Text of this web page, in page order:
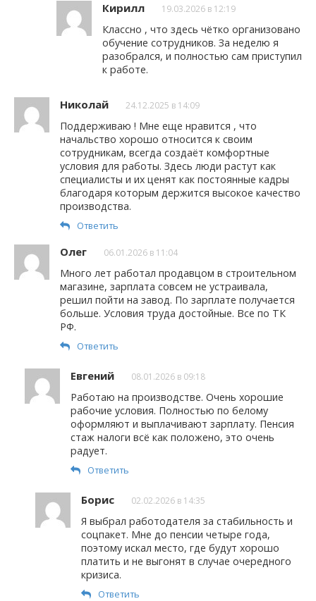
Кирилл 19.03.2026 в 12:19
Классно , что здесь чётко организовано
обучение сотрудников. За неделю я
разобрался, и полностью сам приступил
к работе.
Николай 24.12.2025 в 14:09
Поддерживаю ! Мне еще нравится , что
начальство хорошо относится к своим
сотрудникам, всегда создаёт комфортные
условия для работы. Здесь люди растут как
специалисты и их ценят как постоянные кадры
благодаря которым держится высокое качество
производства.
Ответить
Олег 06.01.2026 в 11:04
Много лет работал продавцом в строительном
магазине, зарплата совсем не устраивала,
решил пойти на завод. По зарплате получается
больше. Условия труда достойные. Все по ТК
РФ.
Ответить
Евгений 08.01.2026 в 09:18
Работаю на производстве. Очень хорошие
рабочие условия. Полностью по белому
оформляют и выплачивают зарплату. Пенсия
стаж налоги всё как положено, это очень
радует.
Ответить
Борис 02.02.2026 в 14:35
Я выбрал работодателя за стабильность и
соцпакет. Мне до пенсии четыре года,
поэтому искал место, где будут хорошо
платить и не выгонят в случае очередного
кризиса.
Ответить